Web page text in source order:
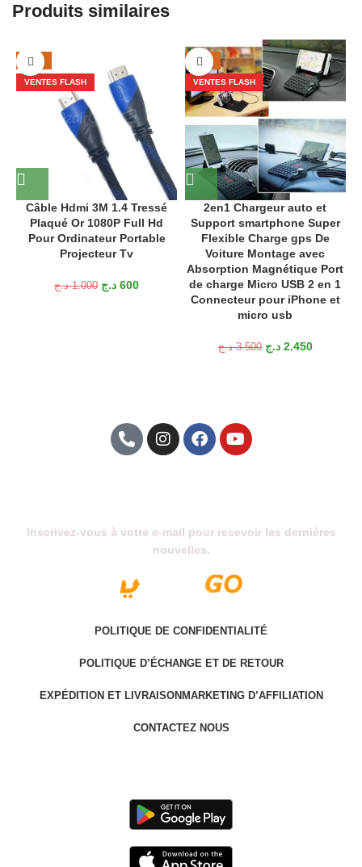
Produits similaires
-40%
VENTES FLASH
Câble Hdmi 3M 1.4 Tressé
Plaqué Or 1080P Full Hd
Pour Ordinateur Portable
Projecteur Tv
1.000 د.ج 600 د.ج
-30%
VENTES FLASH
2en1 Chargeur auto et
Support smartphone Super
Flexible Charge gps De
Voiture Montage avec
Absorption Magnétique Port
de charge Micro USB 2 en 1
Connecteur pour iPhone et
micro usb
3.500 د.ج 2.450 د.ج
Inscrivez-vous à votre e-mail pour recevoir les dernières
nouvelles.
POLITIQUE DE CONFIDENTIALITÉ
POLITIQUE D’ÉCHANGE ET DE RETOUR
EXPÉDITION ET LIVRAISONMARKETING D’AFFILIATION
CONTACTEZ NOUS